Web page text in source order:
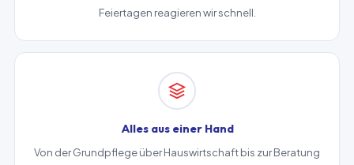
Feiertagen reagieren wir schnell.
Alles aus einer Hand
Von der Grundpflege über Hauswirtschaft bis zur Beratung